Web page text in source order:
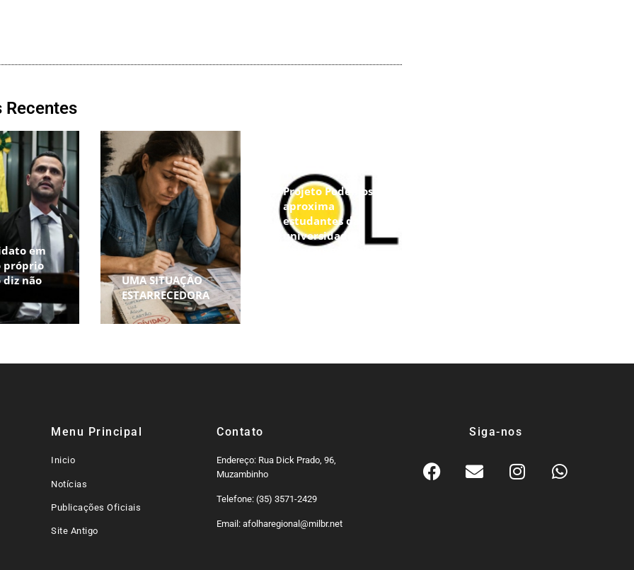
em
próprio
não
UMA SITUAÇÃO
ESTARRECEDORA
Projeto Podemos
aproxima
estudantes das
universidades
federais e amplia
Menu Principal
Inicio
Notícias
Publicações Oficiais
Site Antigo
Contato
Endereço: Rua Dick Prado, 96,
Muzambinho
Telefone: (35) 3571-2429
Email: afolharegional@milbr.net
Siga-nos